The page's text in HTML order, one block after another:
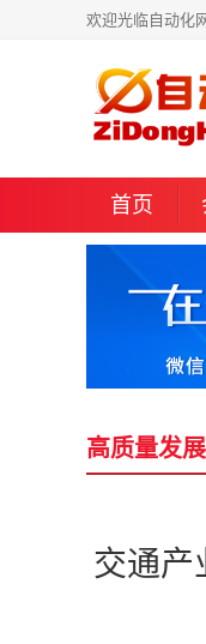
欢迎光临自动化网
首页
高质量发展
交通产